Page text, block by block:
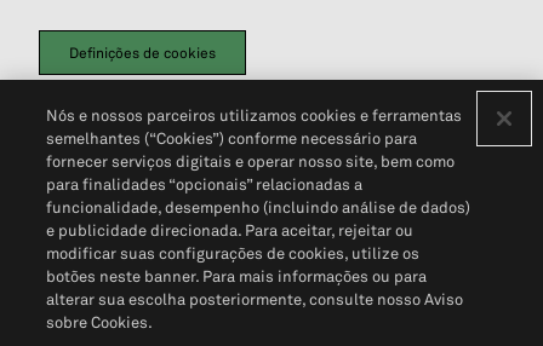
Definições de cookies
Política de PrivacidadePortal de privacidade do cliente (em inglês)
Não Venda Minhas Informações Pessoais© 2026 S&P Global
Nós e nossos parceiros utilizamos cookies e ferramentas
semelhantes (“Cookies”) conforme necessário para
fornecer serviços digitais e operar nosso site, bem como
para finalidades “opcionais” relacionadas a
funcionalidade, desempenho (incluindo análise de dados)
e publicidade direcionada. Para aceitar, rejeitar ou
modificar suas configurações de cookies, utilize os
botões neste banner. Para mais informações ou para
alterar sua escolha posteriormente, consulte nosso Aviso
sobre Cookies.